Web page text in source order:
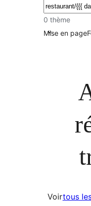
Rechercher
0 thème
Mise en page
Voirtous